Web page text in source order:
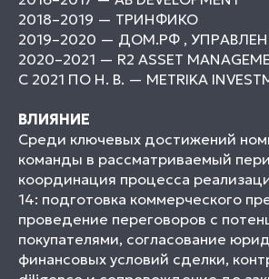
2018–2019 — ТРИНФИКО
2019–2020 — ДОМ.РФ ,
2020–2021 — R2 ASSET
С 2021 ПО Н. В. — METRIKA
ВЛИЯНИЕ
Среди ключевых достижений
команды в рассматриваемый
координация процесса
14: подготовка коммерческого
проведение переговоров с
покупателями, согласование
финансовых условий сделки,